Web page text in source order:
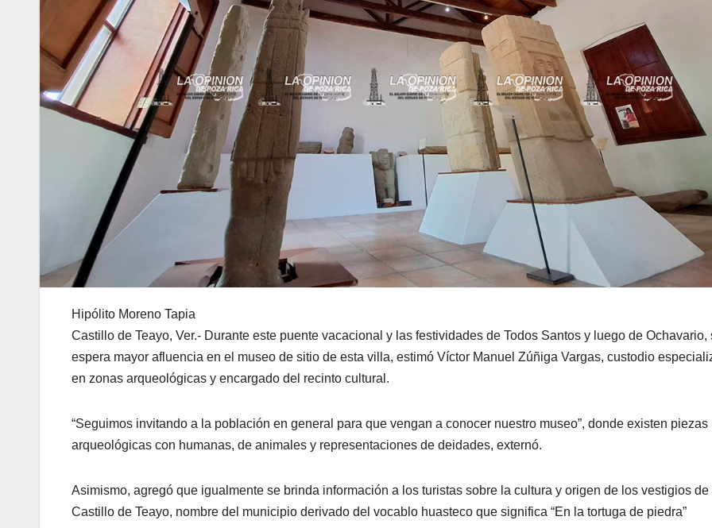
Hipólito Moreno Tapia
Castillo de Teayo, Ver.- Durante este puente vacacional y las festividades de Todos Santos y luego de Ochavario,
espera mayor afluencia en el museo de sitio de esta villa, estimó Víctor Manuel Zúñiga Vargas, custodio
en zonas arqueológicas y encargado del recinto cultural.
“Seguimos invitando a la población en general para que vengan a conocer nuestro museo”, donde existen piezas
arqueológicas con humanas, de animales y representaciones de deidades, externó.
Asimismo, agregó que igualmente se brinda información a los turistas sobre la cultura y origen de los vestigios de
Castillo de Teayo, nombre del municipio derivado del vocablo huasteco que significa “En la tortuga de piedra”